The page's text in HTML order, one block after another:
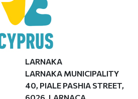
LARNAKA
LARNAKA MUNICIPALITY
40, PIALE PASHIA STREET,